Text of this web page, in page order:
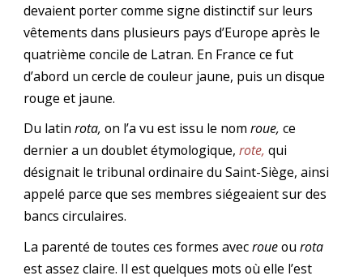
devaient porter comme signe distinctif sur leurs
vêtements dans plusieurs pays d’Europe après le
quatrième concile de Latran. En France ce fut
d’abord un cercle de couleur jaune, puis un disque
rouge et jaune.
Du latinrota, on l’a vu est issu le nomroue, ce
dernier a un doublet étymologique,rote, qui
désignait le tribunal ordinaire du Saint-Siège, ainsi
appelé parce que ses membres siégeaient sur des
bancs circulaires.
La parenté de toutes ces formes avecroueourota
est assez claire. Il est quelques mots où elle l’est